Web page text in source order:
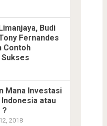
Budi
Fernandes
Contoh
Mana Investasi
atau
?
2018